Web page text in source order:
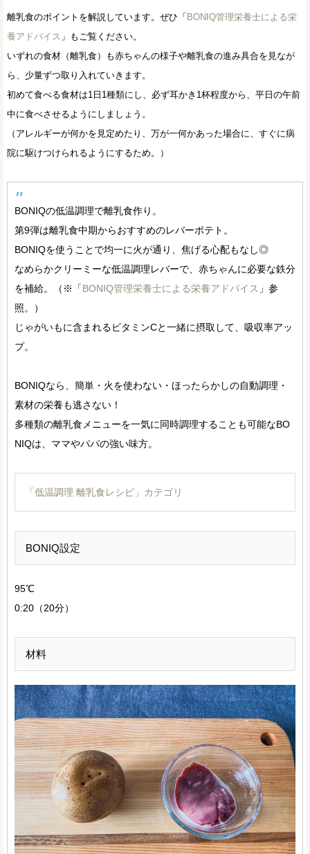
離乳食のポイントを解説しています。ぜひ「 BONIQ管理栄養士による栄
養アドバイス 」もご覧ください。
いずれの食材（離乳食）も赤ちゃんの様子や離乳食の進み具合を見なが
ら、少量ずつ取り入れていきます。
初めて食べる食材は1日1種類にし、必ず耳かき1杯程度から、平日の午前
中に食べさせるようにしましょう。
（アレルギーが何かを見定めたり、万が一何かあった場合に、すぐに病
院に駆けつけられるようにするため。）
BONIQの低温調理で離乳食作り。
第9弾は離乳食中期からおすすめのレバーポテト。
BONIQを使うことで均一に火が通り、焦げる心配もなし◎
なめらかクリーミーな低温調理レバーで、赤ちゃんに必要な鉄分
を補給。（※「BONIQ管理栄養士による栄養アドバイス 」参
照。）
じゃがいもに含まれるビタミンCと一緒に摂取して、吸収率アッ
プ。
BONIQなら、簡単・火を使わない・ほったらかしの自動調理・
素材の栄養も逃さない！
多種類の離乳食メニューを一気に同時調理することも可能なBO
NIQは、ママやパパの強い味方。
「低温調理 離乳食レシピ」カテゴリ
BONIQ設定
95℃
0:20（20分）
材料